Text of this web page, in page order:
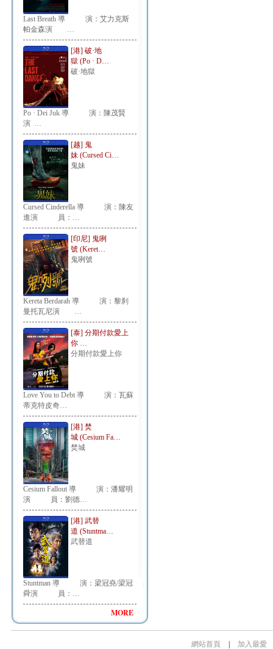
Last Breath 導 演：艾力克斯
帕金森演 …
[港] 破·地
獄 (Po · D…
破·地獄
Po · Dei Juk 導 演：陳茂賢
演 …
[越] 鬼
妹 (Cursed Ci…
鬼妹
Cursed Cinderella 導 演：陳友
進演 員：…
[印尼] 鬼咧
號 (Keret…
鬼咧號
Kereta Berdarah 導 演：黎刹
曼托瓦尼演 …
[泰] 分期付款愛上
你 …
分期付款愛上你
Love You to Debt 導 演：瓦蘇
蒂克特皮奇…
[港] 焚
城 (Cesium Fa…
焚城
Cesium Fallout 導 演：潘耀明
演 員：劉德…
[港] 武替
道 (Stuntma…
武替道
Stuntman 導 演：梁冠堯/梁冠
舜演 員：…
MORE
網站首頁
加入最愛